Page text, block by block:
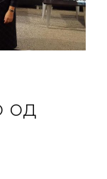
од